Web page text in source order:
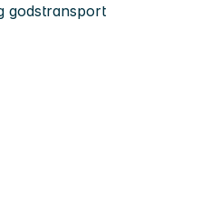
godstransport